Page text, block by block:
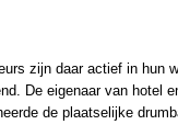
zijn daar actief in hun
De eigenaar van hotel
de plaatselijke